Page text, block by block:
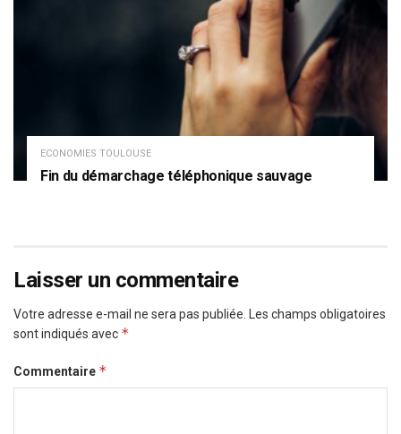
ECONOMIES TOULOUSE
Fin du démarchage téléphonique sauvage
Laisser un commentaire
Votre adresse e-mail ne sera pas publiée. Les champs obligatoires
sont indiqués avec *
Commentaire *